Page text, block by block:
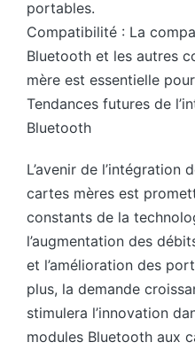
portables.
Compatibilité : La
Bluetooth et les autres
mère est essentielle
Tendances futures de
Bluetooth
L’avenir de l’intégration
cartes mères est
constants de la
l’augmentation des
et l’amélioration des
plus, la demande
stimulera l’innovation
modules Bluetooth aux